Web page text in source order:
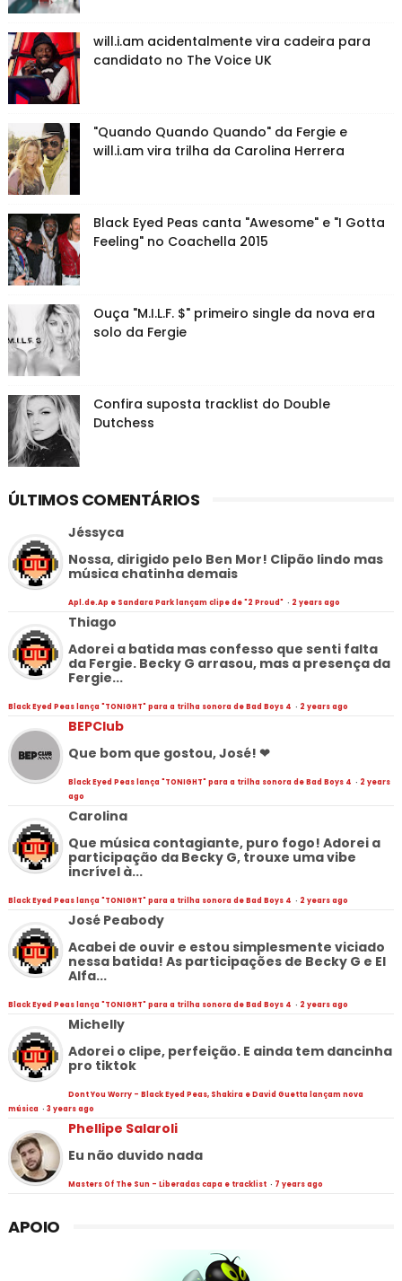
will.i.am acidentalmente vira cadeira para
candidato no The Voice UK
"Quando Quando Quando" da Fergie e
will.i.am vira trilha da Carolina Herrera
Black Eyed Peas canta "Awesome" e "I Gotta
Feeling" no Coachella 2015
Ouça "M.I.L.F. $" primeiro single da nova era
solo da Fergie
Confira suposta tracklist do Double
Dutchess
ÚLTIMOS COMENTÁRIOS
Jéssyca
Nossa, dirigido pelo Ben Mor! Clipão lindo mas
música chatinha demais
Apl.de.Ap e Sandara Park lançam clipe de "2 Proud" · 2 years ago
Thiago
Adorei a batida mas confesso que senti falta
da Fergie. Becky G arrasou, mas a presença da
Fergie...
Black Eyed Peas lança "TONIGHT" para a trilha sonora de Bad Boys 4 · 2 years ago
BEPClub
Que bom que gostou, José! ❤
Black Eyed Peas lança "TONIGHT" para a trilha sonora de Bad Boys 4 · 2 years
ago
Carolina
Que música contagiante, puro fogo! Adorei a
participação da Becky G, trouxe uma vibe
incrível à...
Black Eyed Peas lança "TONIGHT" para a trilha sonora de Bad Boys 4 · 2 years ago
José Peabody
Acabei de ouvir e estou simplesmente viciado
nessa batida! As participações de Becky G e El
Alfa...
Black Eyed Peas lança "TONIGHT" para a trilha sonora de Bad Boys 4 · 2 years ago
Michelly
Adorei o clipe, perfeição. E ainda tem dancinha
pro tiktok
Dont You Worry - Black Eyed Peas, Shakira e David Guetta lançam nova
música · 3 years ago
Phellipe Salaroli
Eu não duvido nada
Masters Of The Sun - Liberadas capa e tracklist · 7 years ago
APOIO